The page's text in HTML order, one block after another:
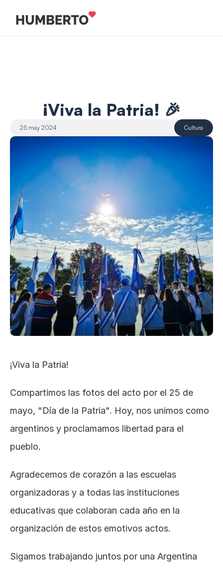
¡Viva la Patria! 🎉
25 may 2024 Cultura
¡Viva la Patria!
Compartimos las fotos del acto por el 25 de
mayo, "Día de la Patria". Hoy, nos unimos como
argentinos y proclamamos libertad para el
pueblo.
Agradecemos de corazón a las escuelas
organizadoras y a todas las instituciones
educativas que colaboran cada año en la
organización de estos emotivos actos.
Sigamos trabajando juntos por una Argentina